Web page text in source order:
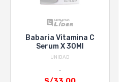
Babaria Vitamina C
Serum X 30Ml
UNIDAD